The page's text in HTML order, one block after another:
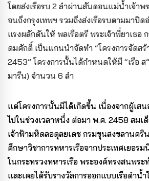
โดยส่งเรือรบ 2 ลำผ่านสันดอนแม่น้ำเจ้าพ
จนถึงกรุงเทพฯ รวมถึงส่งเรือรบตามมาปิด
แรงผลักดันให้ พลเรือตรี พระเจ้าพี่ยาเธอ
ดมศักดิ์ เป็นแกนนำจัดทำ “โครงการจัดสร้
2453” โครงการนั้นได้กำหนดให้มี “เรือ ส
มารีน) จำนวน 6 ลำ
แต่โครงการนั้นมิได้เกิดขึ้น เนื่องจากผู้เส
ไปในช่วงเวลาหนึ่ง ต่อมา พ.ศ. 2458 สมเ
เจ้าฟ้ามหิดลอดุลยเดช กรมขุนสงขลานคริ
ศึกษาวิชาการทหารเรือจากประเทศเยอรม
ในกระทรวงทหารเรือ พระองค์ทรงสนพร
และเคยได้รับรางวัลการออกแบบเรือดำน้